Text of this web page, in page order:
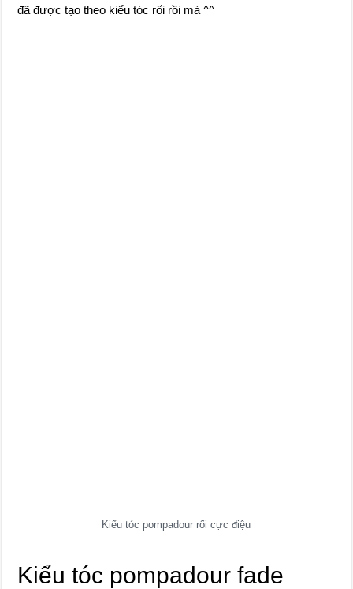
đã được tạo theo kiểu tóc rối rồi mà ^^
Kiểu tóc pompadour rối cực điệu
Kiểu tóc pompadour fade